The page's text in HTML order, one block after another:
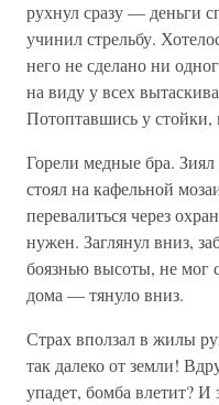
рухнул сразу — деньги
учинил стрельбу.
него не сделано ни
на виду у всех
Потоптавшись у
Горели медные бра.
стоял на кафельной
перевалиться через
нужен. Заглянул вниз,
боязнью высоты, не мог
дома — тянуло вниз.
Страх вползал в жилы
так далеко от земли!
упадет, бомба влетит?